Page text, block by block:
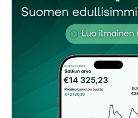
Sähköpostiosoitettasi ei julkaista.
kentät on merkitty*
Kommentti*